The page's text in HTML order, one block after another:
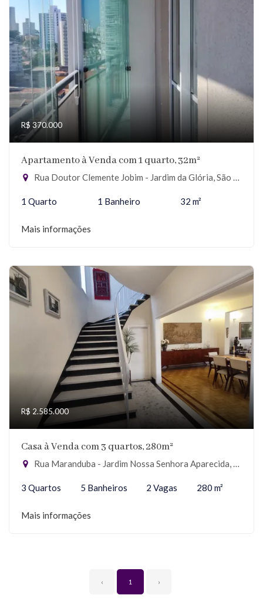
R$ 370.000
Apartamento à Venda com 1 quarto, 32m²
Rua Doutor Clemente Jobim - Jardim da Glória, São Paulo-SP
1 Quarto 1 Banheiro 32 m²
Mais informações
R$ 2.585.000
Casa à Venda com 3 quartos, 280m²
Rua Maranduba - Jardim Nossa Senhora Aparecida, São Paulo-SP
3 Quartos 5 Banheiros 2 Vagas 280 m²
Mais informações
‹ 1 ›